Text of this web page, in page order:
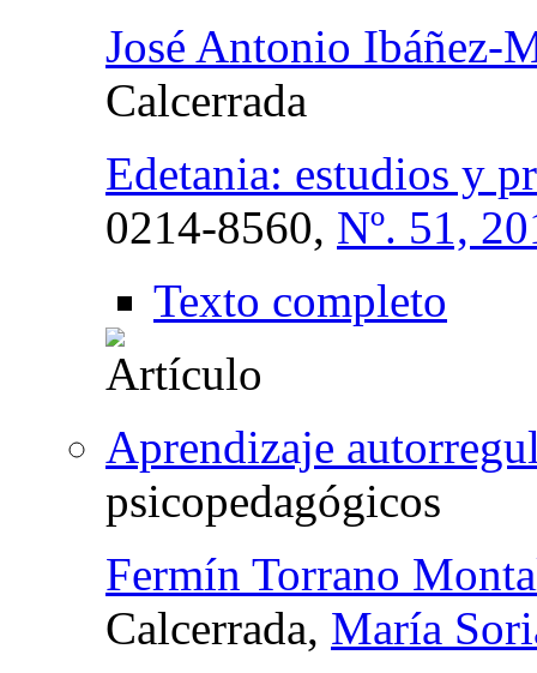
José Antonio Ibáñez-
Calcerrada
Edetania: estudios y
0214-8560, Nº. 51,
Texto completo
Aprendizaje
psicopedagógicos
Fermín Torrano
Calcerrada, María